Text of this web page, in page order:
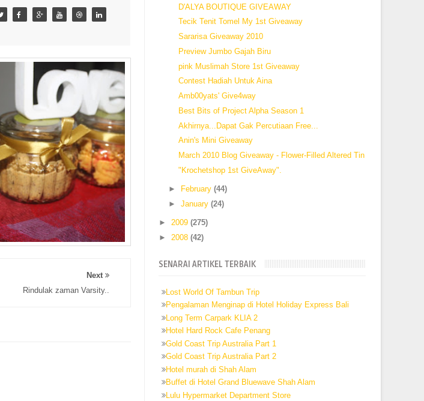
Next
Rindulak zaman Varsity..
D'ALYA BOUTIQUE GIVEAWAY
Tecik Tenit Tomel My 1st Giveaway
Sararisa Giveaway 2010
Preview Jumbo Gajah Biru
pink Muslimah Store 1st Giveaway
Contest Hadiah Untuk Aina
Amb00yats' Give4way
Best Bits of Project Alpha Season 1
Akhirnya...Dapat Gak Percutiaan Free...
Anin's Mini Giveaway
March 2010 Blog Giveaway - Flower-Filled Altered Tin
"Krochetshop 1st GiveAway".
► February (44)
► January (24)
►2009(275)
► 2008(42)
SENARAI ARTIKEL TERBAIK
Lost World Of Tambun Trip
Pengalaman Menginap di Hotel Holiday Express Bali
Long Term Carpark KLIA 2
Hotel Hard Rock Cafe Penang
Gold Coast Trip Australia Part 1
Gold Coast Trip Australia Part 2
Hotel murah di Shah Alam
Buffet di Hotel Grand Bluewave Shah Alam
Lulu Hypermarket Department Store